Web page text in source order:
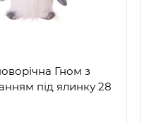
Гном з
під ялинку 28